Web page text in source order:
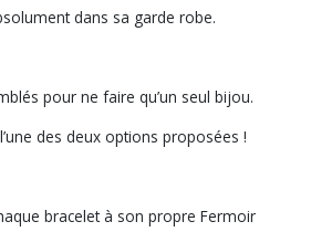
dans sa garde robe.
pour ne faire qu’un seul bijou.
des deux options proposées !
bracelet à son propre Fermoir